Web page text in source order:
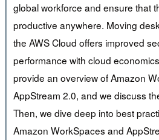
global workforce and ensure that
productive anywhere. Moving
the AWS Cloud offers improved
performance with cloud
provide an overview of Amazon
AppStream 2.0, and we discuss
Then, we dive deep into best
Amazon WorkSpaces and